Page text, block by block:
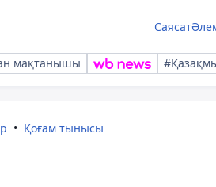
Саясат
мақтанышы
Қоғам тынысы